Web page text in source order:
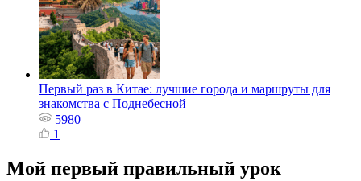
Первый раз в Китае: лучшие города и маршруты для
знакомства с Поднебесной
5980
1
Мой первый правильный урок